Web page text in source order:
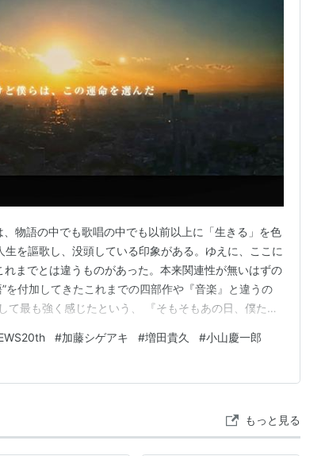
物語の中でも歌唱の中でも以前以上に「生きる」を色
を謳歌し、没頭している印象がある。ゆえに、ここに
れまでとは違うものがあった。本来関連性が無いはずの
を付加してきたこれまでの四部作や『音楽』と違うの
て最も強く感じたという、 『そもそもあの日、僕たち
制作されたはずの音楽のほうから自然に、一貫してこ
うことで…
#加藤シゲアキ #増田貴久 #小山慶一郎
もっと見る